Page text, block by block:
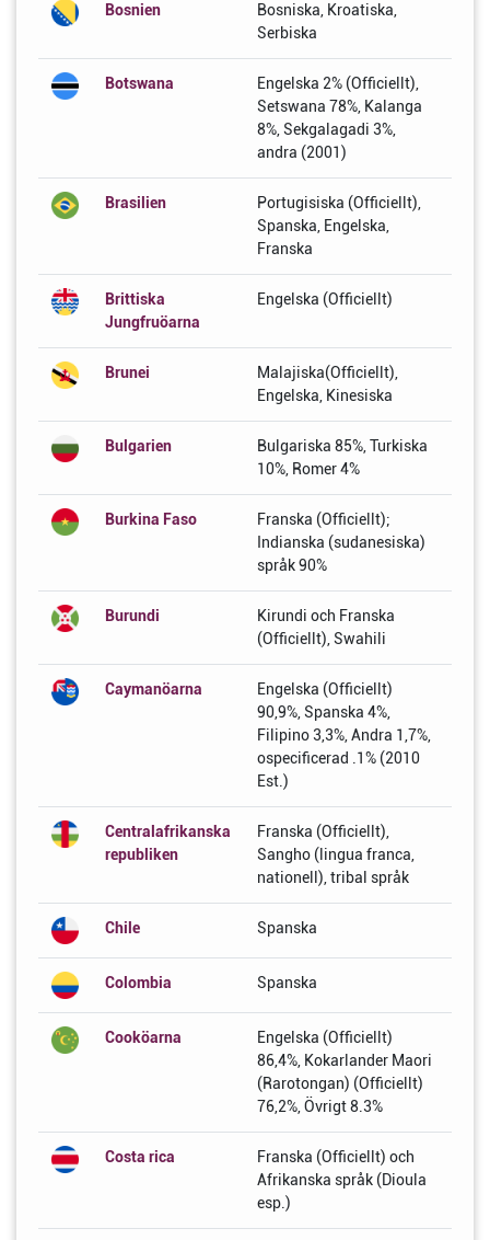
Bosnien
Bosniska, Kroatiska,
Serbiska
Botswana
Engelska 2% (Officiellt),
Setswana 78%, Kalanga
8%, Sekgalagadi 3%,
andra (2001)
Brasilien
Portugisiska (Officiellt),
Spanska, Engelska,
Franska
Brittiska
Jungfruöarna
Engelska (Officiellt)
Brunei
Malajiska(Officiellt),
Engelska, Kinesiska
Bulgarien
Bulgariska 85%, Turkiska
10%, Romer 4%
Burkina Faso
Franska (Officiellt);
Indianska (sudanesiska)
språk 90%
Burundi
Kirundi och Franska
(Officiellt), Swahili
Caymanöarna
Engelska (Officiellt)
90,9%, Spanska 4%,
Filipino 3,3%, Andra 1,7%,
ospecificerad .1% (2010
Est.)
Centralafrikanska
republiken
Franska (Officiellt),
Sangho (lingua franca,
nationell), tribal språk
Chile Spanska
Colombia Spanska
Cooköarna
Engelska (Officiellt)
86,4%, Kokarlander Maori
(Rarotongan) (Officiellt)
76,2%, Övrigt 8.3%
Costa rica
Franska (Officiellt) och
Afrikanska språk (Dioula
esp.)